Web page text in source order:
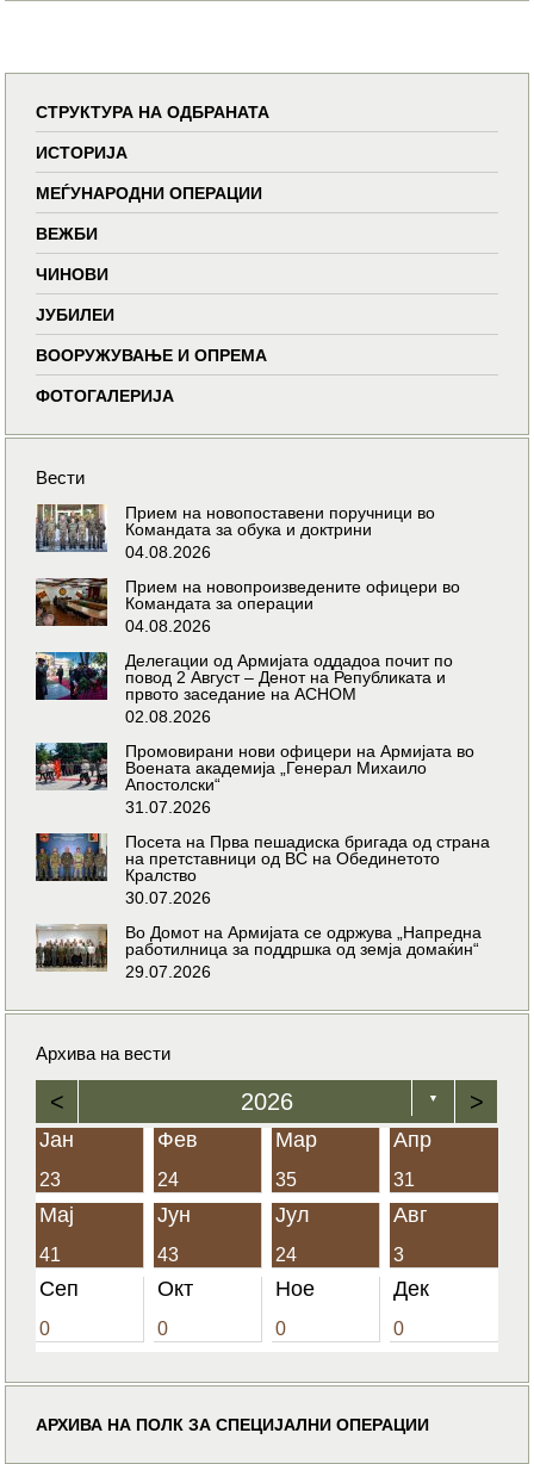
СТРУКТУРА НА ОДБРАНАТА
ИСТОРИЈА
МЕЃУНАРОДНИ ОПЕРАЦИИ
ВЕЖБИ
ЧИНОВИ
ЈУБИЛЕИ
ВООРУЖУВАЊЕ И ОПРЕМА
ФОТОГАЛЕРИЈА
Вести
Прием на новопоставени поручници во
Командата за обука и доктрини
04.08.2026
Прием на новопроизведените офицери во
Командата за операции
04.08.2026
Делегации од Армијата оддадоа почит по
повод 2 Август – Денот на Републиката и
првото заседание на АСНОМ
02.08.2026
Промовирани нови офицери на Армијата во
Воената академија „Генерал Михаило
Апостолски“
31.07.2026
Посета на Прва пешадиска бригада од страна
на претставници од ВС на Обединетото
Кралство
30.07.2026
Во Домот на Армијата се одржува „Напредна
работилница за поддршка од земја домаќин“
29.07.2026
Архива на вести
< 2026 ▼ >
Јан
23
Фев
24
Мар
35
Апр
31
Мај
41
Јун
43
Јул
24
Авг
3
Сеп
0
Окт
0
Ное
0
Дек
0
АРХИВА НА ПОЛК ЗА СПЕЦИЈАЛНИ ОПЕРАЦИИ